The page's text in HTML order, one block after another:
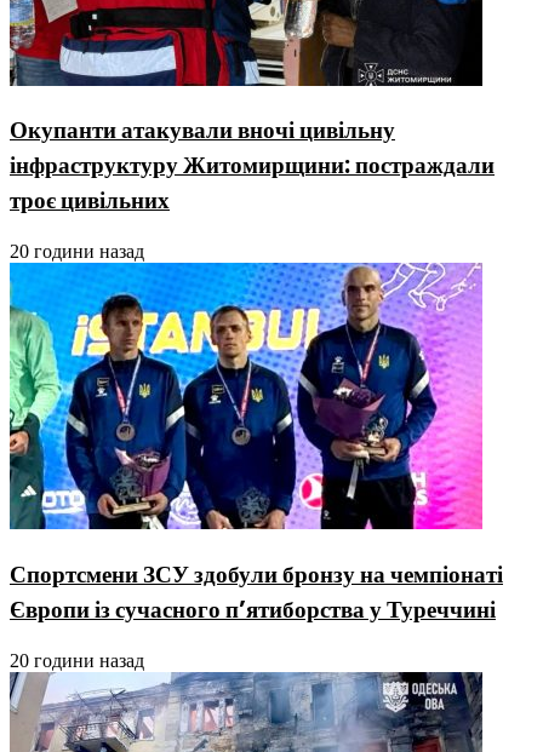
Окупанти атакували вночі цивільну
інфраструктуру Житомирщини: постраждали
троє цивільних
20 години назад
Спортсмени ЗСУ здобули бронзу на чемпіонаті
Європи із сучасного п’ятиборства у Туреччині
20 години назад